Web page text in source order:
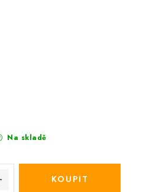
Na skladě